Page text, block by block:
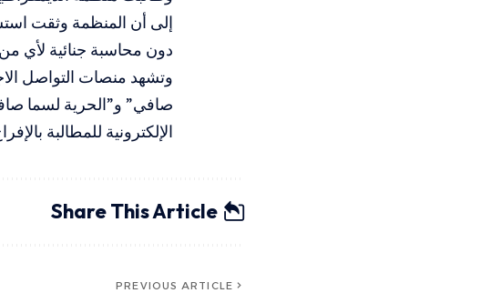
دون محاسبة جنائية لأي
وتشهد منصات التواصل
صافي” و”الحرية لسما
الإلكترونية للمطالبة
Share This Article
PREVIOUS ARTICLE